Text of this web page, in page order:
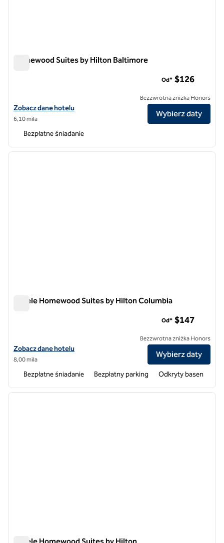
Homewood Suites by Hilton Baltimore
Zobacz szczegóły hotelu Homewood Suites by Hilton Baltimore
Zobacz dane hotelu
6,10 mila
Od* $126
Bezzwrotna zniżka Honors
Wybierz daty
Bezpłatne śniadanie
1 z 12
Hotele Homewood Suites by Hilton Columbia
Zobacz szczegóły hotelu Homewood Suites by Hilton Columbia
Zobacz dane hotelu
8,00 mila
Od* $147
Bezzwrotna zniżka Honors
Wybierz daty
Bezpłatne śniadanie Bezpłatny parking Odkryty basen
1 z 11